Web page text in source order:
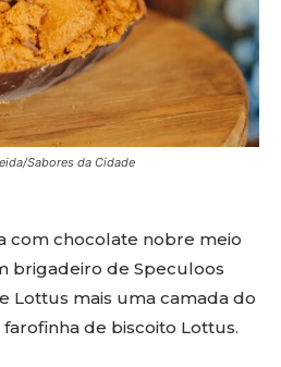
Sabores da Cidade
com chocolate nobre meio
brigadeiro de Speculoos
Lottus mais uma camada do
de biscoito Lottus.